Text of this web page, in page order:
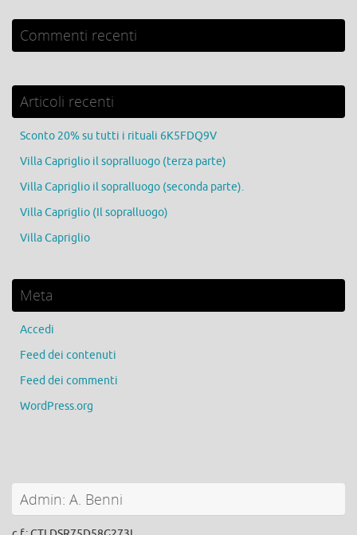
Commenti recenti
Articoli recenti
Sconto 20% su tutti i rituali 6K5FDQ9V
Villa Capriglio il sopralluogo (terza parte)
Villa Capriglio il sopralluogo (seconda parte).
Villa Capriglio (Il sopralluogo)
Villa Capriglio
Meta
Accedi
Feed dei contenuti
Feed dei commenti
WordPress.org
Admin: A. Benni